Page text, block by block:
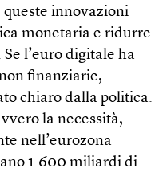
queste innovazioni
monetaria e ridurre
l’euro digitale ha
finanziarie,
chiaro dalla politica.
la necessità,
nell’eurozona
1.600 miliardi di